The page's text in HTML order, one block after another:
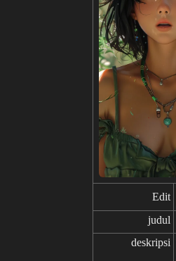
Edit
judul
deskripsi